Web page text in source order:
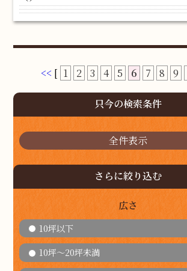
<< [ 1 2 3 4 5 6 7 8 9
只今の検索条件
全件表示
さらに絞り込む
広さ
10坪以下
10坪～20坪未満